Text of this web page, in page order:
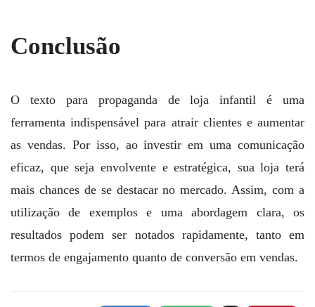
Conclusão
O texto para propaganda de loja infantil é uma
ferramenta indispensável para atrair clientes e aumentar
as vendas. Por isso, ao investir em uma comunicação
eficaz, que seja envolvente e estratégica, sua loja terá
mais chances de se destacar no mercado. Assim, com a
utilização de exemplos e uma abordagem clara, os
resultados podem ser notados rapidamente, tanto em
termos de engajamento quanto de conversão em vendas.